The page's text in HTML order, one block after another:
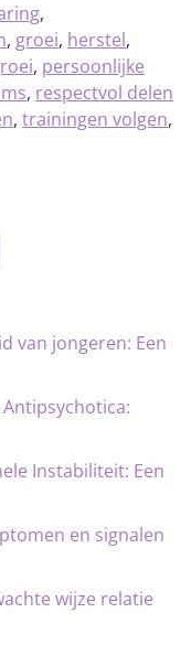
,
, groei, herstel,
, persoonlijke
, respectvol delen
, trainingen volgen,
van jongeren: Een
Instabiliteit: Een
en signalen
wijze relatie